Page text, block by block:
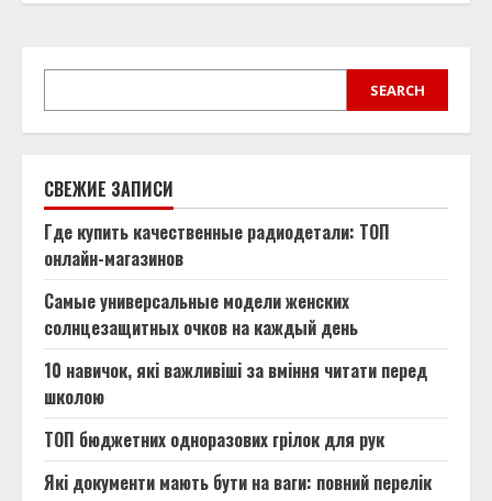
SEARCH SEARCH
СВЕЖИЕ ЗАПИСИ
Где купить качественные радиодетали: ТОП
онлайн-магазинов
Самые универсальные модели женских
солнцезащитных очков на каждый день
10 навичок, які важливіші за вміння читати перед
школою
ТОП бюджетних одноразових грілок для рук
Які документи мають бути на ваги: повний перелік